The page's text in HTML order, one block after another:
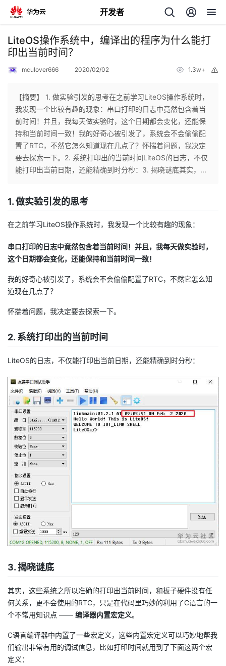
开发者
返
回
个
人
主
页
我
的
开
发
者
的
博
客
我
的
论
坛
我
的
圈
子
我
的
直
播
我
的
活
动
我
的
关
注
我
的
开
发
者
学
堂
我
的
课
程
我
的
认
我
的
我
我
的
Programs
我
的
支
持
我
的
技
术
支
我
的
云
声
LiteOS操作系统中，编译出的程序为什么能打
印出当前时间？
mculover666 2020/02/02 1.3w+
【摘要】 1. 做实验引发的思考在之前学习LiteOS操作系统时，
我发现一个比较有趣的现象：串口打印的日志中竟然包含着当
前时间！并且，我每天做实验时，这个日期都会变化，还能保
持和当前时间一致！我的好奇心被引发了，系统会不会偷偷配
置了RTC，不然它怎么知道现在几点了？怀揣着问题，我决定
要去探索一下。2. 系统打印出的当前时间LiteOS的日志，不仅
能打印出当前日期，还能精确到时分秒：3. 揭晓谜底其实，...
1. 做实验引发的思考
在之前学习LiteOS操作系统时，我发现一个比较有趣的现象：
串口打印的日志中竟然包含着当前时间！并且，我每天做实验时，
这个日期都会变化，还能保持和当前时间一致！
我的好奇心被引发了，系统会不会偷偷配置了RTC，不然它怎么知
道现在几点了？
怀揣着问题，我决定要去探索一下。
2. 系统打印出的当前时间
LiteOS的日志，不仅能打印出当前日期，还能精确到时分秒：
3. 揭晓谜底
其实，这些系统之所以准确的打印出当前时间，和板子硬件没有任
何关系，更不会使用的RTC，只是在代码里巧妙的利用了C语言的一
个不常用知识点 —— 编译器内置宏定义。
C语言编译器中内置了一些宏定义，这些内置宏定义可以巧妙地帮我
们输出非常有用的调试信息，比如打印时间就用到了下面这两个宏
定义：